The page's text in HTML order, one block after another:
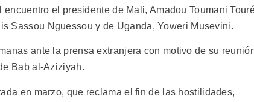
el presidente de Mali, Amadou Toumani
Sassou Nguessou y de Uganda, Yoweri Musevini.
ante la prensa extranjera con motivo de su
Bab al-Aziziyah.
en marzo, que reclama el fin de las hostilidades,